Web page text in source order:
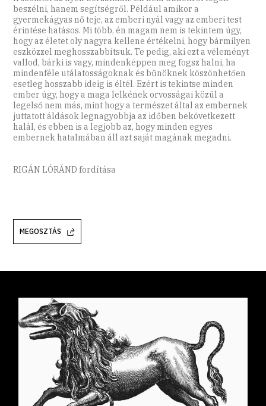
beszélni, hanem segítségről. Például amikor a
gyermekágyas nő teje, az emberi nyál vagy az emberi test
érintése hatásos. Mi több, én magam nem is tekintem úgy,
hogy az életet oly nagyra kellene értékelni, hogy bármilyen
eszközzel meghosszabbítsuk. Te pedig, aki ezt a véleményt
vallod, bárki is vagy, mindenképpen meg fogsz halni, ha
mindenféle utálatosságoknak és bűnöknek köszönhetően
esetleg hosszabb ideig is éltél. Ezért is tekintse minden
ember úgy, hogy a maga lelkének orvosságai közül a
legelső nem más, mint hogy a természet által az embernek
juttatott áldások legnagyobbja az időben bekövetkezett
halál, és ebben is a legjobb az, hogy minden egyes
embernek hatalmában áll azt saját magának megadni.
RIGÁN LÓRÁND fordítása
MEGOSZTÁS